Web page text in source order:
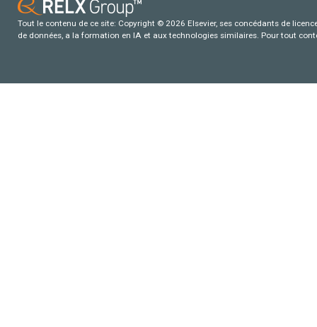
Tout le contenu de ce site: Copyright © 2026 Elsevier, ses concédants de
de données, a la formation en IA et aux technologies similaires. Pour tout